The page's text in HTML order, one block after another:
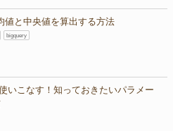
値と中央値を算出する方法
bigquery
いこなす！知っておきたいパラメー